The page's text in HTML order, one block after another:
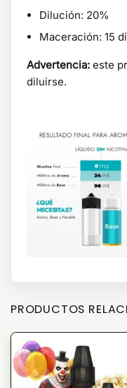
Dilución: 20%
Maceración: 15
Advertencia: este
diluirse.
PRODUCTOS